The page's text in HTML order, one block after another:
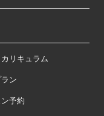
リキュラム
ン
予約